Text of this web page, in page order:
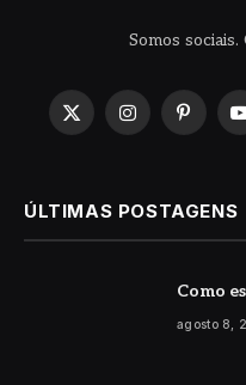
Somos
X
Instagram
ÚLTIMAS POSTAGENS
Como
agosto 8,